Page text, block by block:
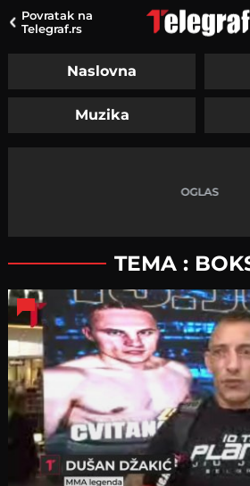
Povratak na
Telegraf.rs
Naslovna
Muzika
TEMA :